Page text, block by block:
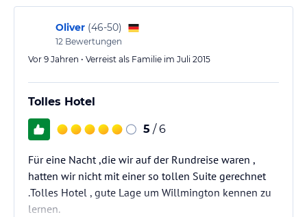
Oliver (46-50)
12 Bewertungen
Vor 9 Jahren • Verreist als Familie im Juli 2015
Tolles Hotel
5 / 6
Für eine Nacht ,die wir auf der Rundreise waren ,
hatten wir nicht mit einer so tollen Suite gerechnet
.Tolles Hotel , gute Lage um Willmington kennen zu
lernen.